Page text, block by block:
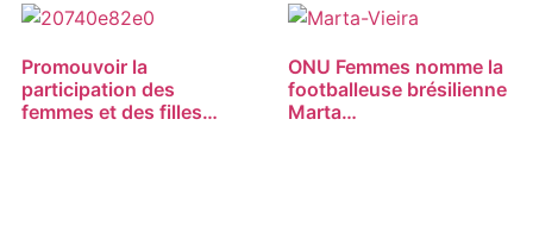
Promouvoir la
participation des
femmes et des filles…
ONU Femmes nomme la
footballeuse brésilienne
Marta…